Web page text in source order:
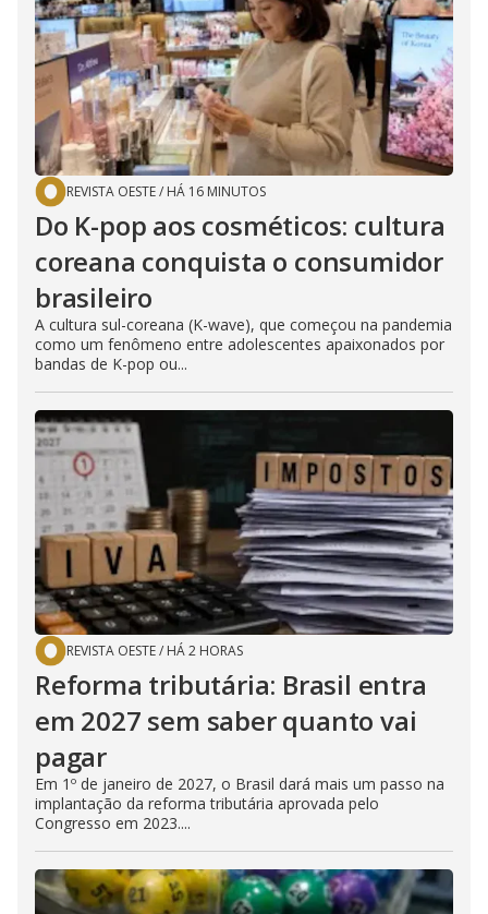
REVISTA OESTE/ HÁ 16 MINUTOS
Do K-pop aos cosméticos: cultura
coreana conquista o consumidor
brasileiro
A cultura sul-coreana (K-wave), que começou na pandemia
como um fenômeno entre adolescentes apaixonados por
bandas de K-pop ou...
REVISTA OESTE/ HÁ 2 HORAS
Reforma tributária: Brasil entra
em 2027 sem saber quanto vai
pagar
Em 1º de janeiro de 2027, o Brasil dará mais um passo na
implantação da reforma tributária aprovada pelo
Congresso em 2023....